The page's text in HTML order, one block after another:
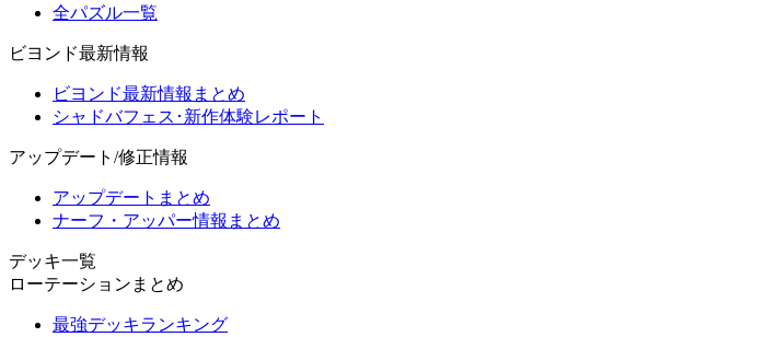
全パズル一覧
ビヨンド最新情報
ビヨンド最新情報まとめ
シャドバフェス･新作体験レポート
アップデート/修正情報
アップデートまとめ
ナーフ・アッパー情報まとめ
デッキ一覧
ローテーションまとめ
最強デッキランキング